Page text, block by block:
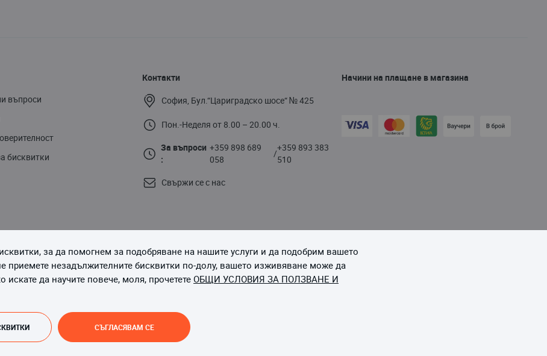
въпроси
бисквитки
Контакти
София, Бул.“Цариградско шосе“ № 425
Пон.-Неделя от 8.00 – 20.00 ч.
За въпроси
:
+359 898 689
058
/
+359 893 383
510
Свържи се с нас
Начини на плащане в магазина
Последвайте ни
Copyright © 2013-до момента Magento, Inc. Всички права запазени.
за да помогнем за подобряване на нашите услуги и да подобрим вашето
приемете незадължителните бисквитки по-долу, вашето изживяване може да
искате да научите повече, моля, прочетете ОБЩИ УСЛОВИЯ ЗА ПОЛЗВАНЕ И
СЪГЛАСЯВАМ СЕ